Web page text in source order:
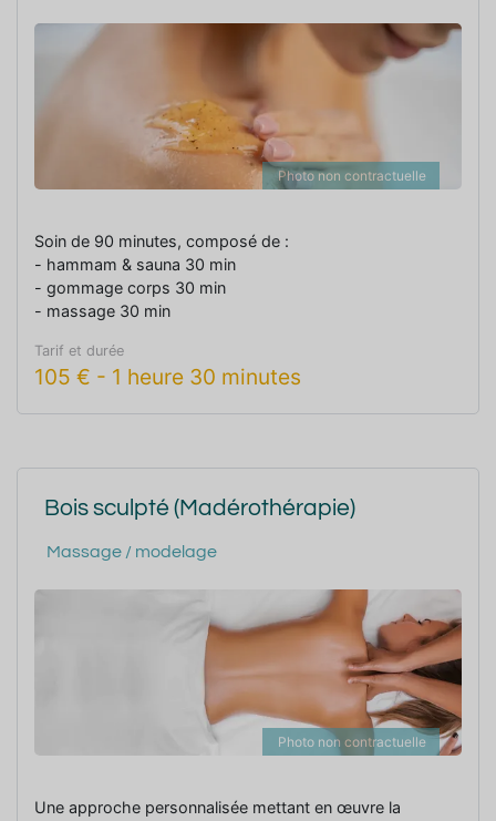
Photo non contractuelle
Soin de 90 minutes, composé de :
- hammam & sauna 30 min
- gommage corps 30 min
- massage 30 min
Tarif et durée
105 € - 1 heure 30 minutes
Bois sculpté (Madérothérapie)
Massage / modelage
Photo non contractuelle
Une approche personnalisée mettant en œuvre la